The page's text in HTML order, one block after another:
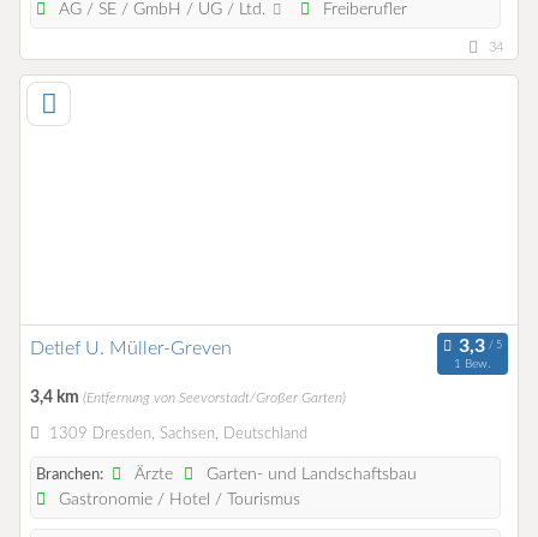
AG / SE / GmbH / UG / Ltd.
Freiberufler
34
Detlef U. Müller-Greven
1 Bew.
3,4 km (Entfernung von Seevorstadt/Großer Garten)
1309 Dresden, Sachsen, Deutschland
Branchen: Ärzte
Garten- und Landschaftsbau
Gastronomie / Hotel / Tourismus